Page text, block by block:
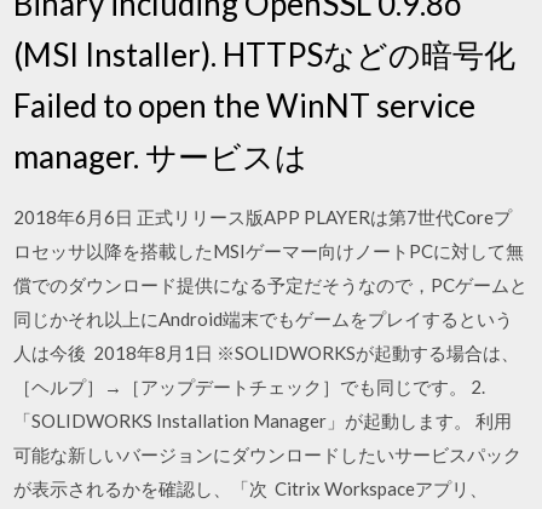
(MSI Installer). HTTPSなどの暗号化
Failed to open the WinNT service
manager. サービスは
2018年6月6日 正式リリース版APP PLAYERは第7世代Coreプ
ロセッサ以降を搭載したMSIゲーマー向けノートPCに対して無
償でのダウンロード提供になる予定だそうなので，PCゲームと
同じかそれ以上にAndroid端末でもゲームをプレイするという
人は今後 2018年8月1日 ※SOLIDWORKSが起動する場合は、
［ヘルプ］→［アップデートチェック］でも同じです。 2.
「SOLIDWORKS Installation Manager」が起動します。 利用
可能な新しいバージョンにダウンロードしたいサービスパック
が表示されるかを確認し、「次 Citrix Workspaceアプリ、